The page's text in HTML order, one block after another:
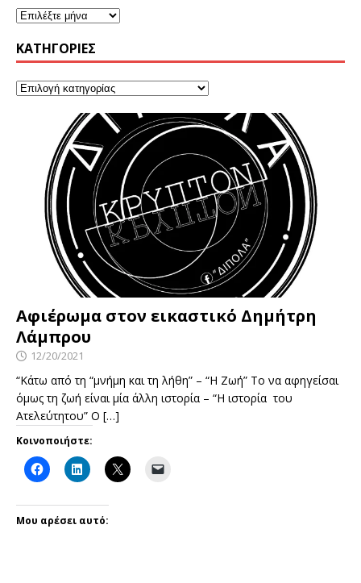
KΑΤΗΓΟΡΊΕΣ
Αφιέρωμα στον εικαστικό Δημήτρη
Λάμπρου
12/20/2021
“Κάτω από τη “μνήμη και τη λήθη” – “Η Ζωή” Το να αφηγείσαι
όμως τη ζωή είναι μία άλλη ιστορία – “Η ιστορία του
Ατελεύτητου” Ο […]
Κοινοποιήστε:
Μου αρέσει αυτό: